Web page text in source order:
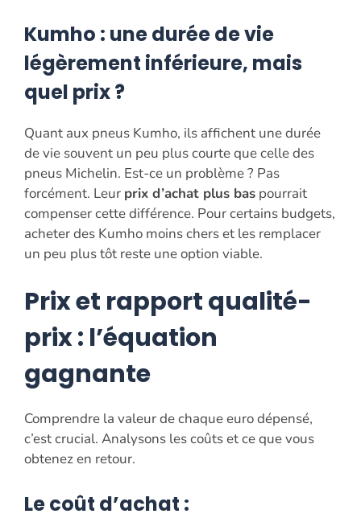
Kumho : une durée de vie
légèrement inférieure, mais
quel prix ?
Quant aux pneus Kumho, ils affichent une durée
de vie souvent un peu plus courte que celle des
pneus Michelin. Est-ce un problème ? Pas
forcément. Leur prix d’achat plus bas pourrait
compenser cette différence. Pour certains budgets,
acheter des Kumho moins chers et les remplacer
un peu plus tôt reste une option viable.
Prix et rapport qualité-
prix : l’équation
gagnante
Comprendre la valeur de chaque euro dépensé,
c’est crucial. Analysons les coûts et ce que vous
obtenez en retour.
Le coût d’achat :